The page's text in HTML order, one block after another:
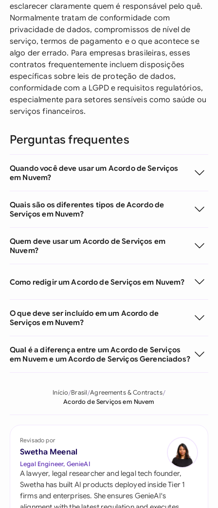
esclarecer claramente quem é responsável pelo quê.
Normalmente tratam de conformidade com
privacidade de dados, compromissos de nível de
serviço, termos de pagamento e o que acontece se
algo der errado. Para empresas brasileiras, esses
contratos frequentemente incluem disposições
específicas sobre leis de proteção de dados,
conformidade com a LGPD e requisitos regulatórios,
especialmente para setores sensíveis como saúde ou
serviços financeiros.
Perguntas frequentes
Quando você deve usar um Acordo de Serviços
em Nuvem?
Quais são os diferentes tipos de Acordo de
Serviços em Nuvem?
Quem deve usar um Acordo de Serviços em
Nuvem?
Como redigir um Acordo de Serviços em Nuvem?
O que deve ser incluído em um Acordo de
Serviços em Nuvem?
Qual é a diferença entre um Acordo de Serviços
em Nuvem e um Acordo de Serviços Gerenciados?
Início Brasil Agreements & Contracts
Acordo de Serviços em Nuvem
Revisado por
Swetha Meenal
Legal Engineer, GenieAI
A lawyer, legal researcher and legal tech founder,
Swetha has built AI products deployed inside Tier 1
firms and enterprises. She ensures GenieAI's